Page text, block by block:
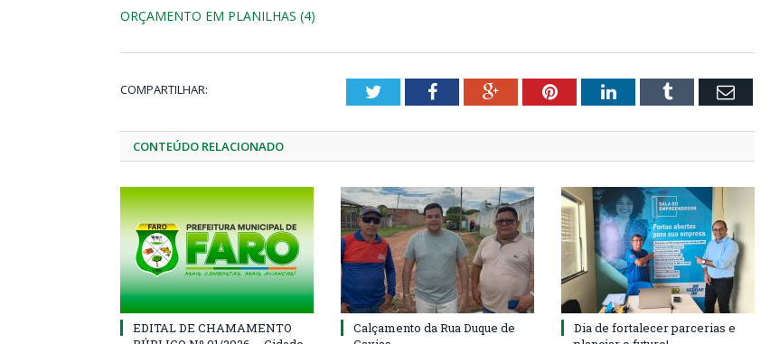
ORÇAMENTO EM PLANILHAS (4)
COMPARTILHAR: TwitterFacebookGoogle+PinterestLinkedInTumblr Email
CONTEÚDO RELACIONADO
EDITAL DE CHAMAMENTO
Calçamento da Rua Duque de
Dia de fortalecer parcerias e